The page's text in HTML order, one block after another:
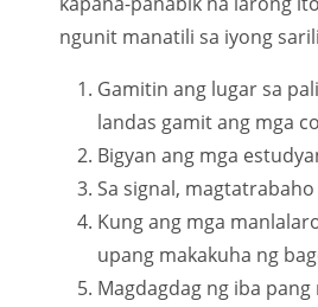
ngunit manatili sa iyong
Gamitin ang lugar sa
landas gamit ang mga
Bigyan ang mga
Sa signal,
Kung ang mga
upang makakuha ng
Magdagdag ng iba